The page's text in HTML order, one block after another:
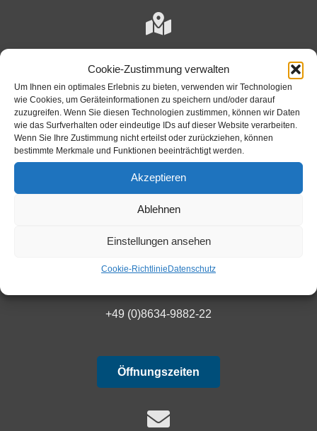
Cookie-Zustimmung verwalten
Um Ihnen ein optimales Erlebnis zu bieten, verwenden wir Technologien
wie Cookies, um Geräteinformationen zu speichern und/oder darauf
zuzugreifen. Wenn Sie diesen Technologien zustimmen, können wir Daten
wie das Surfverhalten oder eindeutige IDs auf dieser Website verarbeiten.
Wenn Sie Ihre Zustimmung nicht erteilst oder zurückziehen, können
bestimmte Merkmale und Funktionen beeinträchtigt werden.
Akzeptieren
Ablehnen
Einstellungen ansehen
Cookie-RichtlinieDatenschutz
Rathausplatz 11
84579 Unterneukirchen
+49 (0)8634-9882-0
+49 (0)8634-9882-22
Öffnungszeiten